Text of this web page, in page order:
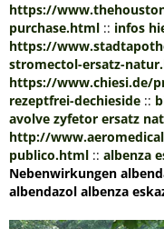
https://
purchase.html :: infos
https://
stromectol-ersatz-
https://www.chiesi.de/
rezeptfrei-dechieside ::
avolve zyfetor ersatz
http://
publico.html :: albenza
Nebenwirkungen
albendazol albenza